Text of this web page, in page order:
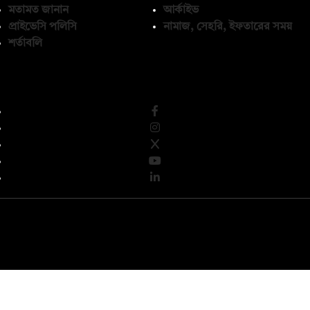
মতামত জানান
প্রাইভেসি পলিসি
শর্তাবলি
আর্কাইভ
নামাজ, সেহরি, ইফতারের সময়